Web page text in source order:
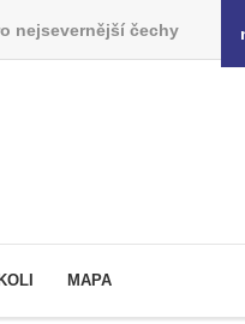
nejsevernější čechy
MAPA